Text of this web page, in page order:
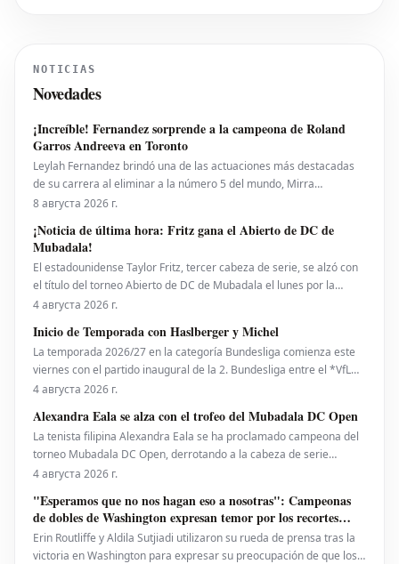
NOTICIAS
Novedades
¡Increíble! Fernandez sorprende a la campeona de Roland
Garros Andreeva en Toronto
Leylah Fernandez brindó una de las actuaciones más destacadas
de su carrera al eliminar a la número 5 del mundo, Mirra
Andreeva, con un contundente 6-1, 6-4 el viernes por la noche. Con
Bank Open presentado por Rogers en Toront
8 августа 2026 г.
¡Noticia de última hora: Fritz gana el Abierto de DC de
Mubadala!
El estadounidense Taylor Fritz, tercer cabeza de serie, se alzó con
el título del torneo Abierto de DC de Mubadala el lunes por la
noche, tras derrotar al español Rafael Jodar por 7-6 (2), 6-4. Este es
10 del ranking mundial, habí
4 августа 2026 г.
Inicio de Temporada con Haslberger y Michel
La temporada 2026/27 en la categoría Bundesliga comienza este
viernes con el partido inaugural de la 2. Bundesliga entre el *VfL
Bochum* y el *Hertha BSC*. El encuentro será dirigido por
y **Martin Speckner**. **Tom Bauer** eje
4 августа 2026 г.
Alexandra Eala se alza con el trofeo del Mubadala DC Open
La tenista filipina Alexandra Eala se ha proclamado campeona del
torneo Mubadala DC Open, derrotando a la cabeza de serie
número uno, la estadounidense Jessica Pegula, con un marcador
puesto 28 del ranking mundial, demostró su
4 августа 2026 г.
"Esperamos que no nos hagan eso a nosotras": Campeonas
de dobles de Washington expresan temor por los recortes
propuestos por la ATP que se extienden a la WTA
Erin Routliffe y Aldila Sutjiadi utilizaron su rueda de prensa tras la
victoria en Washington para expresar su preocupación de que los